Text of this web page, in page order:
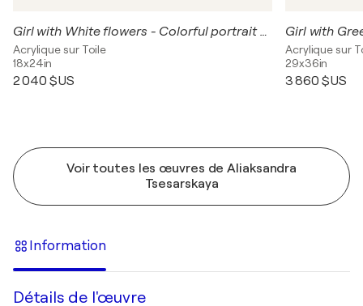
Girl with White flowers - Colorful portrait woman
Acrylique sur Toile
18x24in
2 040 $US
Girl with
Acrylique sur
29x36in
3 860 $US
Voir toutes les œuvres de Aliaksandra
Tsesarskaya
Information
Détails de l'œuvre